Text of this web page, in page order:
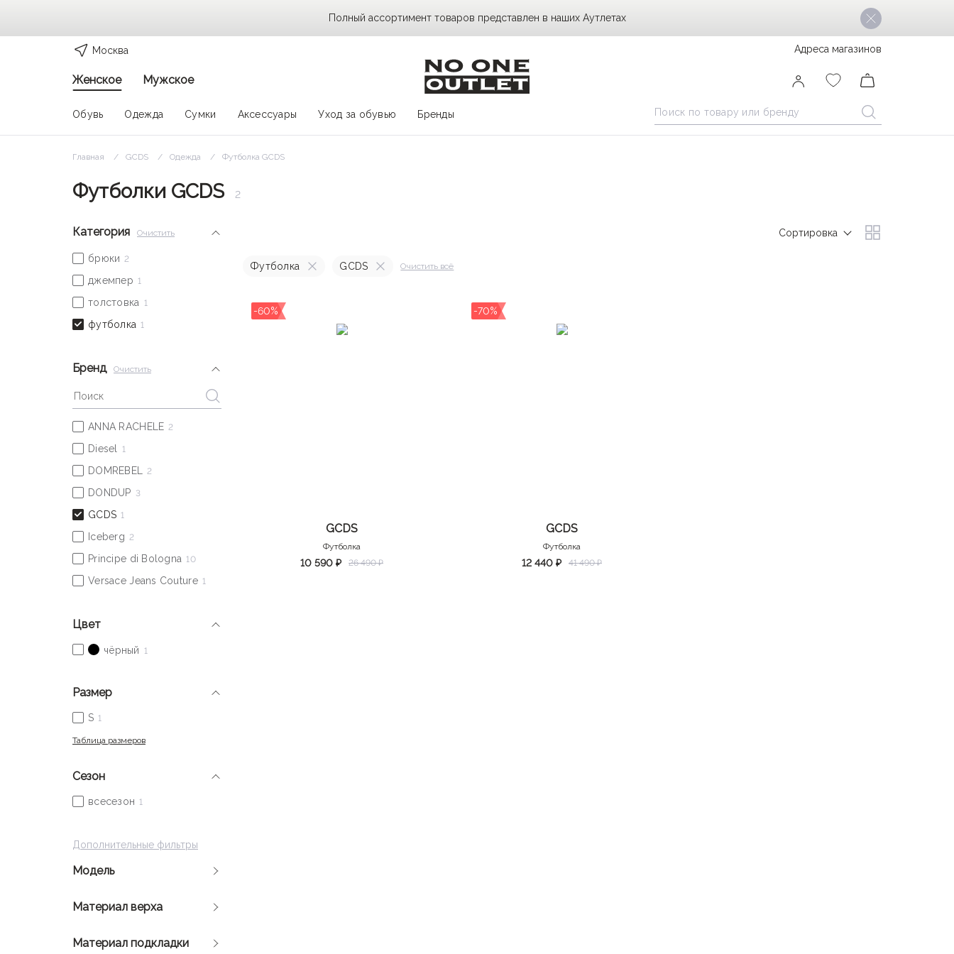
Главная GCDS Одежда Футболка GCDS
Футболки GCDS 2
Сортировка
Футболка GCDS Очистить всё
-60%
GCDS
Футболка
10 590 ₽ 26 490 ₽
-70%
GCDS
Футболка
12 440 ₽ 41 490 ₽
Категория Очистить
Бренд Очистить
Цвет
Размер
Таблица размеров
Сезон
Дополнительные фильтры
Модель
Материал верха
Материал подкладки
Полный ассортимент товаров представлен в наших Аутлетах
Москва Адреса магазинов
Женское Мужское
Обувь Одежда Сумки Аксессуары Уход за обувью Бренды